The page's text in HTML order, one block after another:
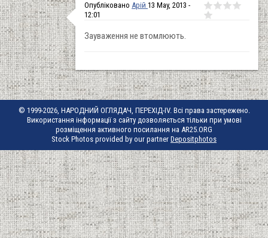
Опубліковано Арій 13 May, 2013 -
12:01
Зауваження не втомлюють.
© 1999-2026, НАРОДНИЙ ОГЛЯДАЧ, ПЕРЕХІД-IV. Всі права застережено.
Використання інформації з сайту дозволяється тільки при умові
розміщення активного посилання на AR25.ORG
Stock Photos provided by our partner Depositphotos